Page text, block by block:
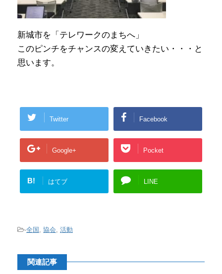
新城市を「テレワークのまちへ」
このピンチをチャンスの変えていきたい・・・と
思います。
Twitter Facebook
Google+ Pocket
B! はてブ LINE
-全国 , 協会, 活動
関連記事